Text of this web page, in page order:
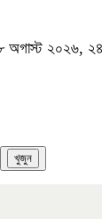
২০২৬, ২৪